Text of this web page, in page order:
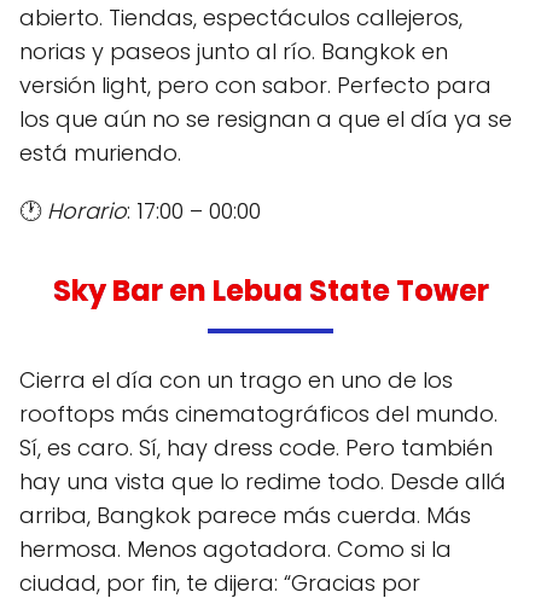
abierto. Tiendas, espectáculos callejeros,
norias y paseos junto al río. Bangkok en
versión light, pero con sabor. Perfecto para
los que aún no se resignan a que el día ya se
está muriendo.
🕐 Horario: 17:00 – 00:00
Sky Bar en Lebua State Tower
Cierra el día con un trago en uno de los
rooftops más cinematográficos del mundo.
Sí, es caro. Sí, hay dress code. Pero también
hay una vista que lo redime todo. Desde allá
arriba, Bangkok parece más cuerda. Más
hermosa. Menos agotadora. Como si la
ciudad, por fin, te dijera: “Gracias por